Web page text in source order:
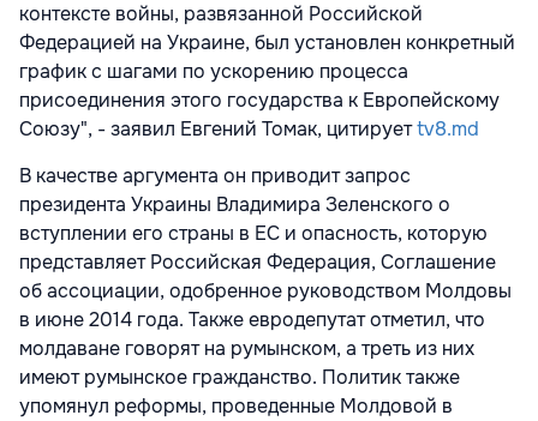
контексте войны, развязанной Российской
Федерацией на Украине, был установлен конкретный
график с шагами по ускорению процесса
присоединения этого государства к Европейскому
Союзу", - заявил Евгений Томак, цитируетtv8.md
В качестве аргумента он приводит запрос
президента Украины Владимира Зеленского о
вступлении его страны в ЕС и опасность, которую
представляет Российская Федерация, Соглашение
об ассоциации, одобренное руководством Молдовы
в июне 2014 года. Также евродепутат отметил, что
молдаване говорят на румынском, а треть из них
имеют румынское гражданство. Политик также
упомянул реформы, проведенные Молдовой в